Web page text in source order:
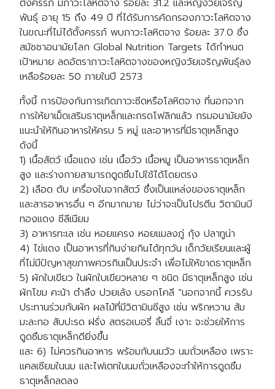
ตั้งครรภ์ มีภาวะโลหิตจาง ร้อยละ 31.2 และหญิงวัยเจริญ
พันธุ์ อายุ 15 ถึง 49 ปี ที่ได้รับการคัดกรองภาวะโลหิตจาง
ในขณะที่ไม่ได้ตั้งครรภ์ พบภาวะโลหิตจาง ร้อยละ 37.0 ซึ่ง
สมัชชาอนามัยโลก Global Nutrition Targets ได้กำหนด
เป้าหมาย ลดอัตราภาวะโลหิตจางของหญิงวัยเจริญพันธุ์ลง
เหลือร้อยละ 50 ภายในปี 2573
ทั้งนี้ การป้องกันการเกิดภาวะซีดหรือโลหิตจาง ที่นอกจาก
การให้ยาเม็ดเสริมธาตุเหล็กและกรดโฟลิกแล้ว กรมอนามัยยัง
แนะนำให้กินอาหารให้ครบ 5 หมู่ และอาหารที่มีธาตุเหล็กสูง
ดังนี้
1) เนื้อสัตว์ เนื้อแดง เช่น เนื้อวัว เนื้อหมู เป็นอาหารธาตุเหล็ก
สูง และร่างกายสามารถดูดซึมไปใช้ได้โดยตรง
2) เลือด ตับ เครื่องในจากสัตว์ ซึ่งเป็นแหล่งของธาตุเหล็ก
และสารอาหารอื่น ๆ อีกมากมาย ไม่ว่าจะเป็นโปรตีน วิตามินบี
ทองแดง ซีลีเนียม
3) อาหารทะเล เช่น หอยแครง หอยแมลงภู่ กุ้ง ปลาทูน่า
4) ไข่แดง เป็นอาหารที่กินง่ายกินได้ทุกวัน เด็กวัยเรียนและผู้
ที่ไม่มีปัญหาสุขภาพควรกินเป็นประจำ เพื่อไม่ให้ขาดธาตุเหล็ก
5) ผักใบเขียว ในผักใบเขียวหลาย ๆ ชนิด มีธาตุเหล็กสูง เช่น
ผักโขม คะน้า ตำลึง ปวยเล้ง บรอกโคลี “นอกจากนี้ ควรรับ
ประทานร่วมกับผัก ผลไม้ที่มีวิตามินซีสูง เช่น พริกหวาน ส้ม
มะละกอ สับปะรด ฝรั่ง สตรอเบอรี่ ลิ้นจี่ เงาะ จะช่วยให้การ
ดูดซึมธาตุเหล็กดียิ่งขึ้น
และ 6) ไม่ควรกินอาหาร พร้อมกับนมวัว นมถั่วเหลือง เพราะ
แคลเซียมในนม และไฟเตทในนมถั่วเหลืองจะทำให้การดูดซึม
ธาตุเหล็กลดลง